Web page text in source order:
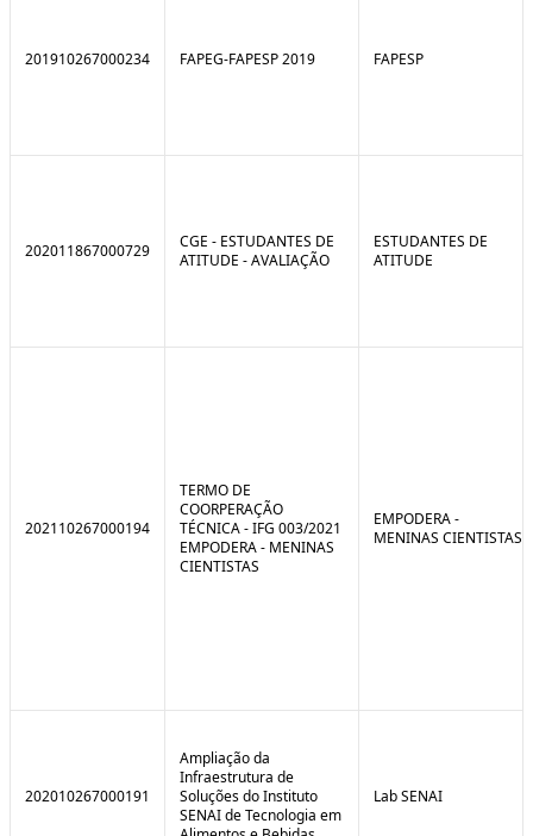
201910267000234 FAPEG-FAPESP 2019 FAPESP
202011867000729
CGE - ESTUDANTES DE
ATITUDE - AVALIAÇÃO
ESTUDANTES DE
ATITUDE
202110267000194
TERMO DE
COORPERAÇÃO
TÉCNICA - IFG 003/2021
EMPODERA - MENINAS
CIENTISTAS
EMPODERA -
MENINAS CIENTISTAS
202010267000191
Ampliação da
Infraestrutura de
Soluções do Instituto
SENAI de Tecnologia em
Lab SENAI